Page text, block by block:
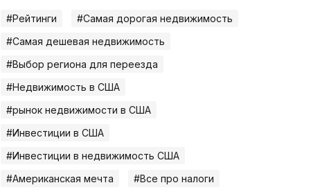
#Рейтинги
#Самая дорогая недвижимость
#Самая дешевая недвижимость
#Выбор региона для переезда
#Недвижимость в США
#рынок недвижимости в США
#Инвестиции в США
#Инвестиции в недвижимость США
#Американская мечта
#Все про налоги